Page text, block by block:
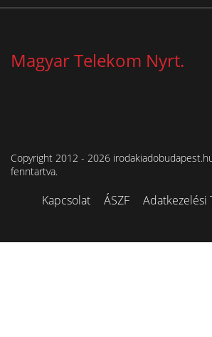
Magyar Telekom Nyrt.
Copyright 2012 - 2026
fenntartva.
Kapcsolat ÁSZF Adatkezelési